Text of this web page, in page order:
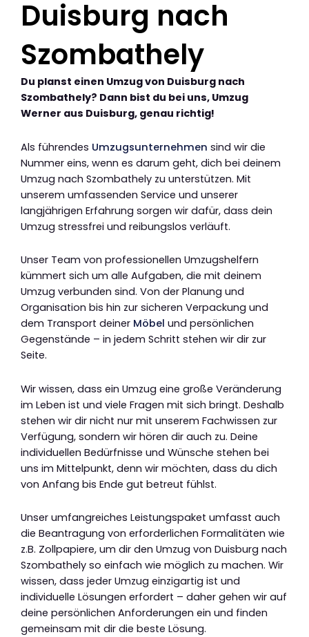
Duisburg nach
Szombathely
Du planst einen Umzug von Duisburg nach
Szombathely? Dann bist du bei uns, Umzug
Werner aus Duisburg, genau richtig!
Als führendes Umzugsunternehmen sind wir die
Nummer eins, wenn es darum geht, dich bei deinem
Umzug nach Szombathely zu unterstützen. Mit
unserem umfassenden Service und unserer
langjährigen Erfahrung sorgen wir dafür, dass dein
Umzug stressfrei und reibungslos verläuft.
Unser Team von professionellen Umzugshelfern
kümmert sich um alle Aufgaben, die mit deinem
Umzug verbunden sind. Von der Planung und
Organisation bis hin zur sicheren Verpackung und
dem Transport deiner Möbel und persönlichen
Gegenstände – in jedem Schritt stehen wir dir zur
Seite.
Wir wissen, dass ein Umzug eine große Veränderung
im Leben ist und viele Fragen mit sich bringt. Deshalb
stehen wir dir nicht nur mit unserem Fachwissen zur
Verfügung, sondern wir hören dir auch zu. Deine
individuellen Bedürfnisse und Wünsche stehen bei
uns im Mittelpunkt, denn wir möchten, dass du dich
von Anfang bis Ende gut betreut fühlst.
Unser umfangreiches Leistungspaket umfasst auch
die Beantragung von erforderlichen Formalitäten wie
z.B. Zollpapiere, um dir den Umzug von Duisburg nach
Szombathely so einfach wie möglich zu machen. Wir
wissen, dass jeder Umzug einzigartig ist und
individuelle Lösungen erfordert – daher gehen wir auf
deine persönlichen Anforderungen ein und finden
gemeinsam mit dir die beste Lösung.